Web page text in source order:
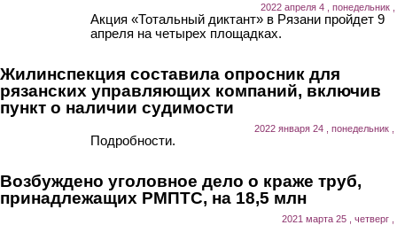
2022 апреля 4 , понедельник ,
Акция «Тотальный диктант» в Рязани пройдет 9
апреля на четырех площадках.
Жилинспекция составила опросник для
рязанских управляющих компаний, включив
пункт о наличии судимости
2022 января 24 , понедельник ,
Подробности.
Возбуждено уголовное дело о краже труб,
принадлежащих РМПТС, на 18,5 млн
2021 марта 25 , четверг ,